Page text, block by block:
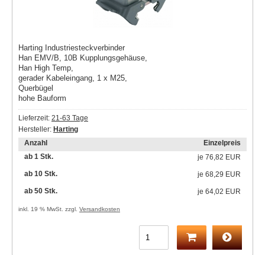
Harting Industriesteckverbinder
Han EMV/B, 10B Kupplungsgehäuse,
Han High Temp,
gerader Kabeleingang, 1 x M25,
Querbügel
hohe Bauform
Lieferzeit: 21-63 Tage
Hersteller: Harting
Anzahl
Einzelpreis
ab 1 Stk.
je 76,82 EUR
ab 10 Stk.
je 68,29 EUR
ab 50 Stk.
je 64,02 EUR
inkl. 19 % MwSt. zzgl. Versandkosten